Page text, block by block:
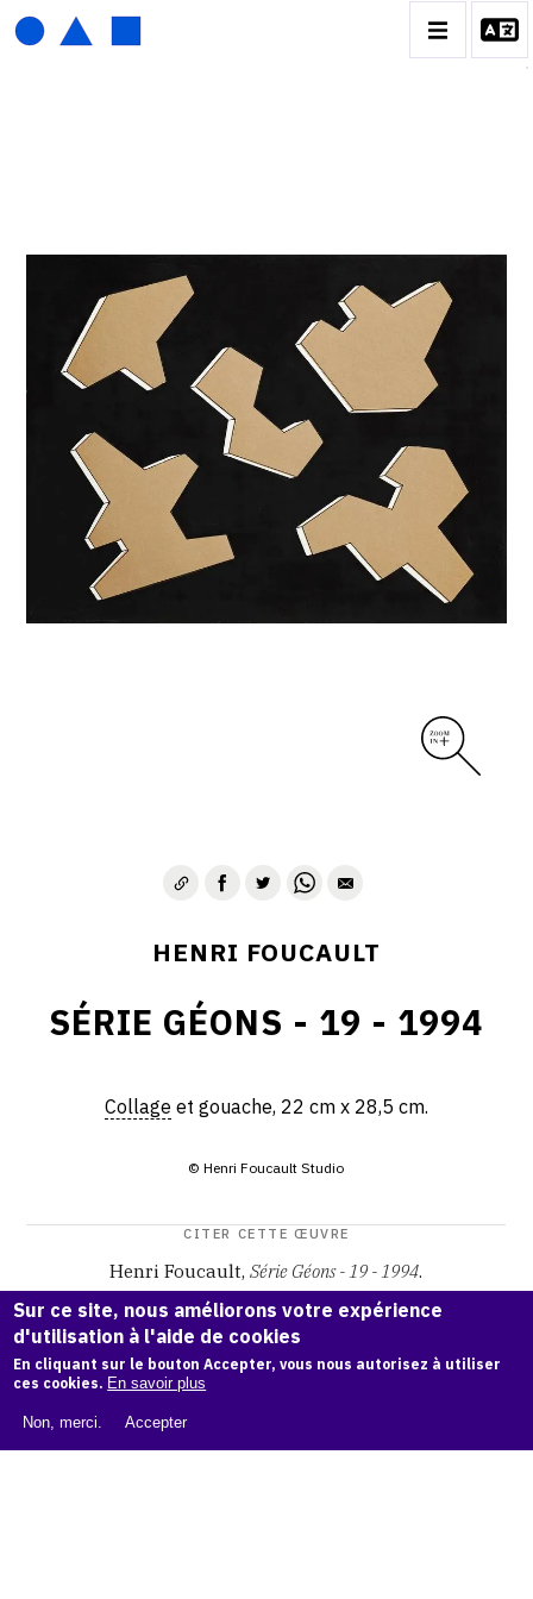
BIOGRAPHIE
CATALOGUE DES OEUVRES
01_SCULPTURE
02_PHOTOGRAPHIQUE
03_COLLAGES
04_DESSINS
06_ARCHIVES
CONTACT
HENRI FOUCAULT
SÉRIE GÉONS - 19 - 1994
Collage et gouache, 22 cm x 28,5 cm.
© Henri Foucault Studio
CITER CETTE ŒUVRE
Henri Foucault,Série Géons - 19 - 1994.
Catalogue raisonné Henri Foucault
ark:38997/o16z
n1
COPIER LA CITATION
Demande d'information
Sur ce site, nous améliorons votre expérience
d'utilisation à l'aide de cookies
En cliquant sur le bouton Accepter, vous nous autorisez à utiliser
ces cookies. En savoir plus
Non, merci. Accepter